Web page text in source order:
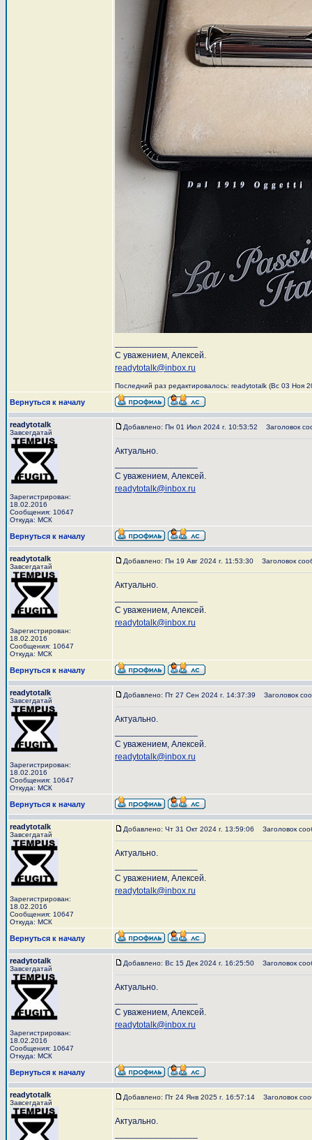
С уважением, Алексей.
readytotalk@inbox.ru
Последний раз редактировалось: readytotalk (Вс 03 Ноя
Вернуться к началу
readytotalk
Завсегдатай
Зарегистрирован:
18.02.2016
Сообщения: 10647
Откуда: МСК
Добавлено: Пн 01 Июл 2024 г. 10:53:52 Заголовок
Актуально.
С уважением, Алексей.
readytotalk@inbox.ru
Вернуться к началу
readytotalk
Завсегдатай
Зарегистрирован:
18.02.2016
Сообщения: 10647
Откуда: МСК
Добавлено: Пн 19 Авг 2024 г. 11:53:30 Заголовок
Актуально.
С уважением, Алексей.
readytotalk@inbox.ru
Вернуться к началу
readytotalk
Завсегдатай
Зарегистрирован:
18.02.2016
Сообщения: 10647
Откуда: МСК
Добавлено: Пт 27 Сен 2024 г. 14:37:39 Заголовок
Актуально.
С уважением, Алексей.
readytotalk@inbox.ru
Вернуться к началу
readytotalk
Завсегдатай
Зарегистрирован:
18.02.2016
Сообщения: 10647
Откуда: МСК
Добавлено: Чт 31 Окт 2024 г. 13:59:06 Заголовок
Актуально.
С уважением, Алексей.
readytotalk@inbox.ru
Вернуться к началу
readytotalk
Завсегдатай
Зарегистрирован:
18.02.2016
Сообщения: 10647
Откуда: МСК
Добавлено: Вс 15 Дек 2024 г. 16:25:50 Заголовок
Актуально.
С уважением, Алексей.
readytotalk@inbox.ru
Вернуться к началу
readytotalk
Завсегдатай
Добавлено: Пт 24 Янв 2025 г. 16:57:14 Заголовок
Актуально.